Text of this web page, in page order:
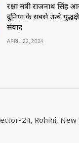
रक्षा मंत्री राजनाथ सिंह
दुनिया के सबसे ऊंचे
संवाद
APRIL 22, 2024
24, Rohini,